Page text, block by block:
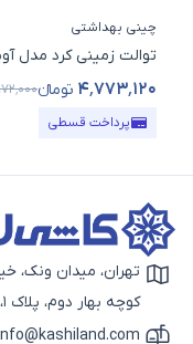
چینی بهداشتی
توالت زمینی کرد مدل
۴٬۷۷۳٬۱۲۰ تومانء
قیمت محصول
پرداخت قسطی
آیکون نقشه
تهران، میدان ونک،
کوچه بهار دوم، پلاک 1، واحد 6 و 7